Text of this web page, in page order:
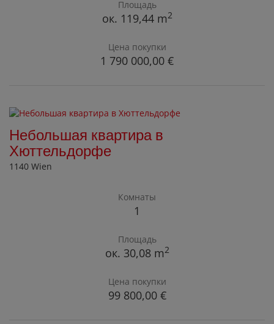
Площадь
ок. 119,44 m2
Цена покупки
1 790 000,00 €
Небольшая квартира в
Хюттельдорфе
1140 Wien
Комнаты
1
Площадь
ок. 30,08 m2
Цена покупки
99 800,00 €